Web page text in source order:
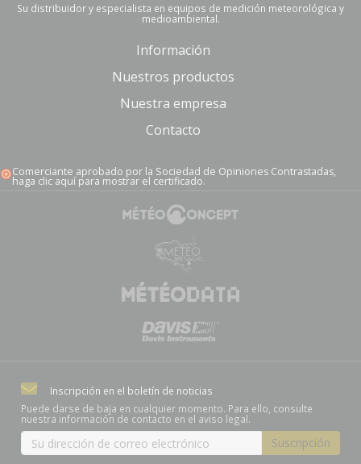
Su distribuidor y especialista en equipos de medición meteorológica y
medioambiental.
Información
Nuestros productos
Nuestra empresa
Contacto
Comerciante aprobado por la Sociedad de Opiniones Contrastadas,
haga clic aquí para mostrar el certificado.
Inscripción en el boletín de noticias
Puede darse de baja en cualquier momento. Para ello, consulte
nuestra información de contacto en el aviso legal.